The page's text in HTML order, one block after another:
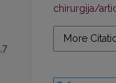
chirurgija/
More